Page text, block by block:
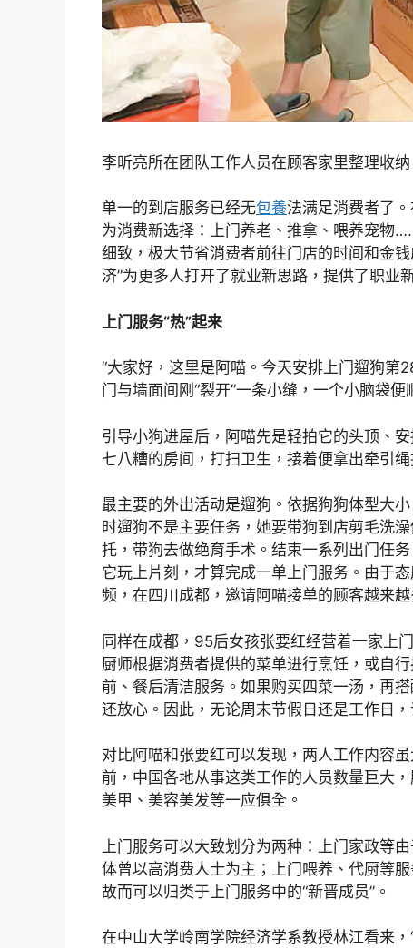
李昕亮所在团队工作人员在顾客家里整理收
单一的到店服务已经无包養法满足消费者了
为消费新选择：上门养老、推拿、喂养宠物
细致，极大节省消费者前往门店的时间和金
济”为更多人打开了就业新思路，提供了职业
上门服务“热”起来
“大家好，这里是阿喵。今天安排上门遛狗第
门与墙面间刚“裂开”一条小缝，一个小脑袋便
引导小狗进屋后，阿喵先是轻拍它的头顶、
七八糟的房间，打扫卫生，接着便拿出牵引绳
最主要的外出活动是遛狗。依据狗狗体型大
时遛狗不是主要任务，她要带狗到店剪毛洗
托，带狗去做绝育手术。结束一系列出门任
它玩上片刻，才算完成一单上门服务。由于
频，在四川成都，邀请阿喵接单的顾客越来越
同样在成都，95后女孩张要红经营着一家
厨师根据消费者提供的菜单进行烹饪，或自
前、餐后清洁服务。如果购买四菜一汤，再
还放心。因此，无论周末节假日还是工作日，
对比阿喵和张要红可以发现，两人工作内容
前，中国各地从事这类工作的人员数量巨大
美甲、美容美发等一应俱全。
上门服务可以大致划分为两种：上门家政等
体曾以高消费人士为主；上门喂养、代厨等
故而可以归类于上门服务中的“新晋成员”。
在中山大学岭南学院经济学系教授林江看来